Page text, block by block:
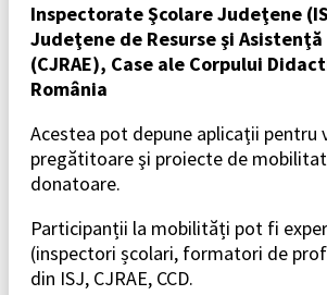
Inspectorate Şcolare Judeţene
Judeţene de Resurse şi
(CJRAE), Case ale Corpului
România
Acestea pot depune aplicaţii pentru
pregătitoare şi proiecte de
donatoare.
Participanții la mobilități pot fi
(inspectori școlari, formatori de
din ISJ, CJRAE, CCD.